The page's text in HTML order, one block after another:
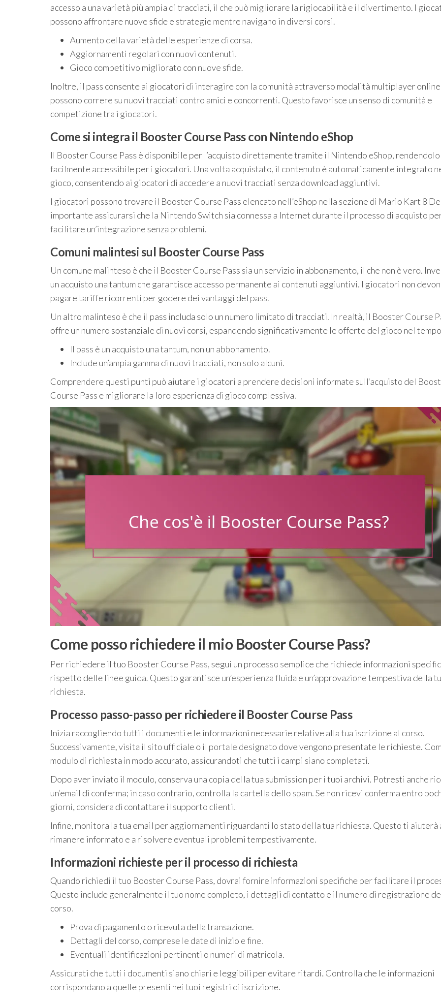
accesso a una varietà più ampia di tracciati, il che può migliorare la rigiocabilità e il divertimento. I
possono affrontare nuove sfide e strategie mentre navigano in diversi corsi.
Aumento della varietà delle esperienze di corsa.
Aggiornamenti regolari con nuovi contenuti.
Gioco competitivo migliorato con nuove sfide.
Inoltre, il pass consente ai giocatori di interagire con la comunità attraverso modalità multiplayer
possono correre su nuovi tracciati contro amici e concorrenti. Questo favorisce un senso di comunità e
competizione tra i giocatori.
Come si integra il Booster Course Pass con Nintendo eShop
Il Booster Course Pass è disponibile per l’acquisto direttamente tramite il Nintendo eShop, rendendolo
facilmente accessibile per i giocatori. Una volta acquistato, il contenuto è automaticamente integrato
gioco, consentendo ai giocatori di accedere a nuovi tracciati senza download aggiuntivi.
I giocatori possono trovare il Booster Course Pass elencato nell’eShop nella sezione di Mario Kart 8
importante assicurarsi che la Nintendo Switch sia connessa a Internet durante il processo di acquisto
facilitare un’integrazione senza problemi.
Comuni malintesi sul Booster Course Pass
Un comune malinteso è che il Booster Course Pass sia un servizio in abbonamento, il che non è vero.
un acquisto una tantum che garantisce accesso permanente ai contenuti aggiuntivi. I giocatori non
pagare tariffe ricorrenti per godere dei vantaggi del pass.
Un altro malinteso è che il pass includa solo un numero limitato di tracciati. In realtà, il Booster Course
offre un numero sostanziale di nuovi corsi, espandendo significativamente le offerte del gioco nel
Il pass è un acquisto una tantum, non un abbonamento.
Include un’ampia gamma di nuovi tracciati, non solo alcuni.
Comprendere questi punti può aiutare i giocatori a prendere decisioni informate sull’acquisto del
Course Pass e migliorare la loro esperienza di gioco complessiva.
Come posso richiedere il mio Booster Course Pass?
Per richiedere il tuo Booster Course Pass, segui un processo semplice che richiede informazioni
rispetto delle linee guida. Questo garantisce un’esperienza fluida e un’approvazione tempestiva della
richiesta.
Processo passo-passo per richiedere il Booster Course Pass
Inizia raccogliendo tutti i documenti e le informazioni necessarie relative alla tua iscrizione al corso.
Successivamente, visita il sito ufficiale o il portale designato dove vengono presentate le richieste.
modulo di richiesta in modo accurato, assicurandoti che tutti i campi siano completati.
Dopo aver inviato il modulo, conserva una copia della tua submission per i tuoi archivi. Potresti anche
un’email di conferma; in caso contrario, controlla la cartella dello spam. Se non ricevi conferma entro
giorni, considera di contattare il supporto clienti.
Infine, monitora la tua email per aggiornamenti riguardanti lo stato della tua richiesta. Questo ti aiuterà
rimanere informato e a risolvere eventuali problemi tempestivamente.
Informazioni richieste per il processo di richiesta
Quando richiedi il tuo Booster Course Pass, dovrai fornire informazioni specifiche per facilitare il
Questo include generalmente il tuo nome completo, i dettagli di contatto e il numero di registrazione
corso.
Prova di pagamento o ricevuta della transazione.
Dettagli del corso, comprese le date di inizio e fine.
Eventuali identificazioni pertinenti o numeri di matricola.
Assicurati che tutti i documenti siano chiari e leggibili per evitare ritardi. Controlla che le informazioni
corrispondano a quelle presenti nei tuoi registri di iscrizione.